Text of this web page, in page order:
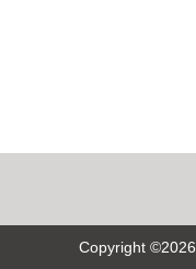
Copyright ©2026